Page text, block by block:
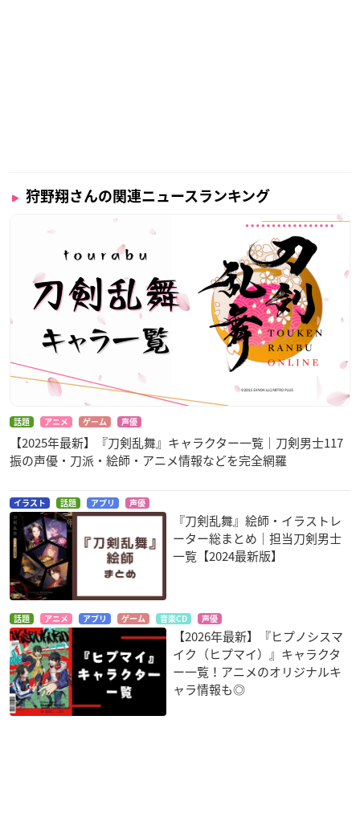
狩野翔さんの関連ニュースランキング
話題 アニメ ゲーム 声優
【2025年最新】『刀剣乱舞』キャラクター一覧｜刀剣男士117
振の声優・刀派・絵師・アニメ情報などを完全網羅
イラスト 話題 アプリ 声優
『刀剣乱舞』絵師・イラストレ
ーター総まとめ｜担当刀剣男士
一覧【2024最新版】
話題 アニメ アプリ ゲーム 音楽CD 声優
【2026年最新】『ヒプノシスマ
イク（ヒプマイ）』キャラクタ
ー一覧！アニメのオリジナルキ
ャラ情報も◎